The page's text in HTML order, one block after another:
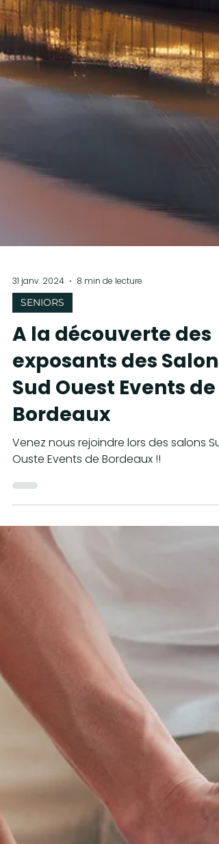
SENIORS
A la découverte des
exposants des Salons
Sud Ouest Events de
Bordeaux
Venez nous rejoindre lors des salons